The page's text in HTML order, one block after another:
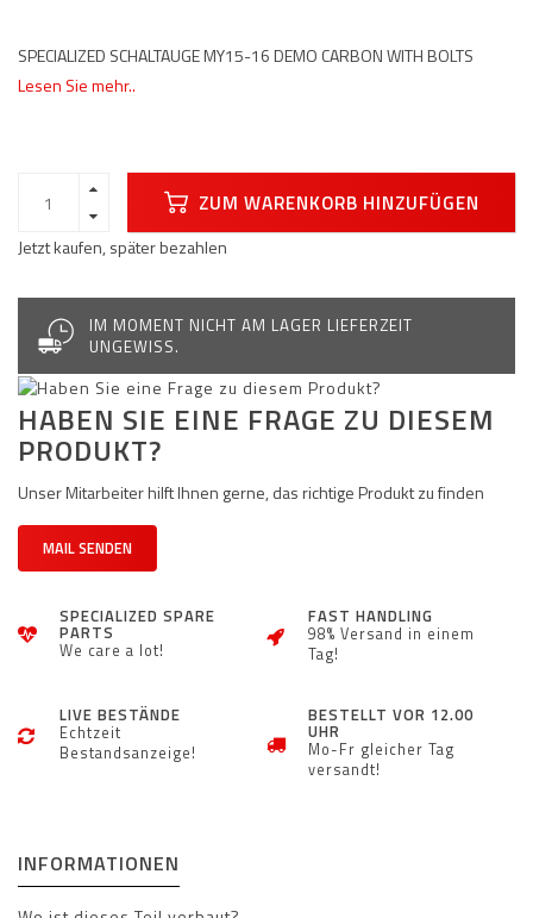
SPECIALIZED SCHALTAUGE MY15-16 DEMO CARBON WITH BOLTS
Lesen Sie mehr..
ZUM WARENKORB HINZUFÜGEN
Jetzt kaufen, später bezahlen
IM MOMENT NICHT AM LAGER LIEFERZEIT
UNGEWISS.
HABEN SIE EINE FRAGE ZU DIESEM
PRODUKT?
Unser Mitarbeiter hilft Ihnen gerne, das richtige Produkt zu finden
MAIL SENDEN
SPECIALIZED SPARE
PARTS
We care a lot!
FAST HANDLING
98% Versand in einem
Tag!
LIVE BESTÄNDE
Echtzeit
Bestandsanzeige!
BESTELLT VOR 12.00
UHR
Mo-Fr gleicher Tag
versandt!
INFORMATIONEN